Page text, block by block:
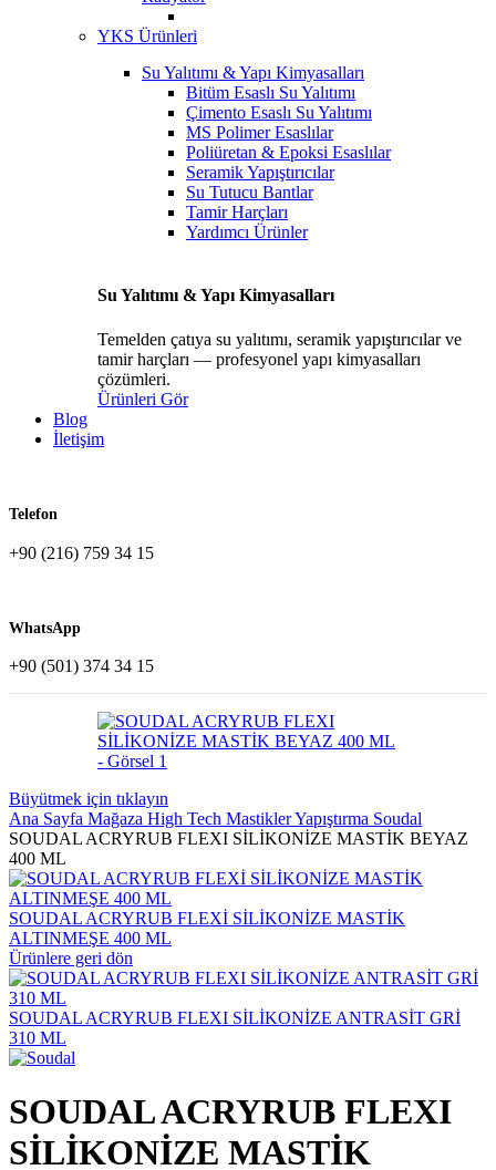
YKS Ürünleri
Su Yalıtımı & Yapı Kimyasalları
Bitüm Esaslı Su Yalıtımı
Çimento Esaslı Su Yalıtımı
MS Polimer Esaslılar
Poliüretan & Epoksi Esaslılar
Seramik Yapıştırıcılar
Su Tutucu Bantlar
Tamir Harçları
Yardımcı Ürünler
Su Yalıtımı & Yapı Kimyasalları
Temelden çatıya su yalıtımı, seramik yapıştırıcılar ve
tamir harçları — profesyonel yapı kimyasalları
çözümleri.
Ürünleri Gör
Blog
İletişim
Telefon
+90 (216) 759 34 15
WhatsApp
+90 (501) 374 34 15
Büyütmek için tıklayın
Ana Sayfa Mağaza High Tech MastiklerYapıştırma Soudal
SOUDAL ACRYRUB FLEXI SİLİKONİZE MASTİK BEYAZ
400 ML
SOUDAL ACRYRUB FLEXİ SİLİKONİZE MASTİK
ALTINMEŞE 400 ML
Ürünlere geri dön
SOUDAL ACRYRUB FLEXI SİLİKONİZE ANTRASİT GRİ
310 ML
SOUDAL ACRYRUB FLEXI
SİLİKONİZE MASTİK